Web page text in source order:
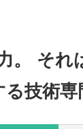
。 それ
技術